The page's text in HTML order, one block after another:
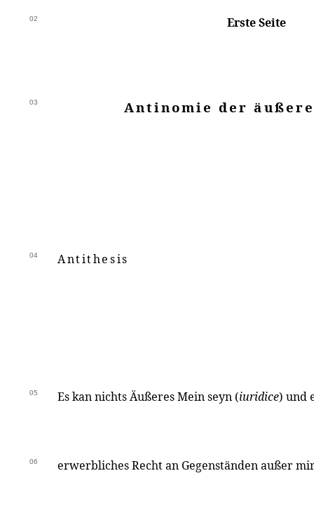
02 Erste Seite
03 Antinomie der
04 Antithesis
05 Es kan nichts Äußeres Mein seyn (iuridice) und
06 erwerbliches Recht an Gegenständen außer